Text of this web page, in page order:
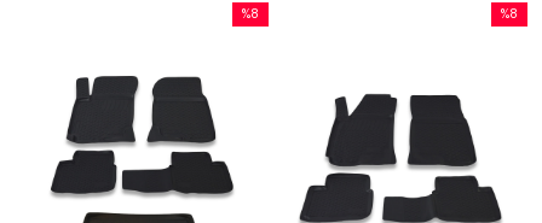
%8
%8